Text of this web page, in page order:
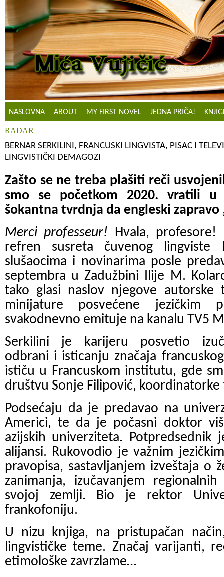
NASLOVNA ABOUT MY FIRST NOVEL JEDNA PRIČA!
RADAR
BERNAR SERKILINI, FRANCUSKI LINGVISTA, PISAC I
LINGVISTIČKI DEMAGOZI
Zašto se ne treba plašiti reči
smo se početkom 2020. vratili
šokantna tvrdnja da engleski zapravo
Merci professeur! Hvala,
refren susreta čuvenog lingviste
slušaocima i novinarima posle
septembra u Zadužbini Ilije M.
tako glasi naslov njegove autorske
minijature posvećene jezičkim
svakodnevno emituje na kanalu TV5
Serkilini je karijeru posvetio
odbrani i isticanju značaja
ističu u Francuskom institutu, gde
društvu Sonje Filipović,
Podsećaju da je predavao na
Americi, te da je počasni doktor
azijskih univerziteta. Potpredsednik
alijansi. Rukovodio je važnim
pravopisa, sastavljanjem izveštaja o
zanimanja, izučavanjem
svojoj zemlji. Bio je rektor
frankofoniju.
U nizu knjiga, na pristupačan
lingvističke teme. Značaj varijanti,
etimološke zavrzlame…